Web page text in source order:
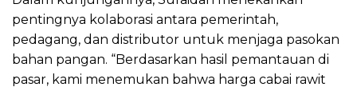
pentingnya kolaborasi antara pemerintah,
pedagang, dan distributor untuk menjaga pasokan
bahan pangan. “Berdasarkan hasil pemantauan di
pasar, kami menemukan bahwa harga cabai rawit